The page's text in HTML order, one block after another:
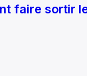
faire sortir